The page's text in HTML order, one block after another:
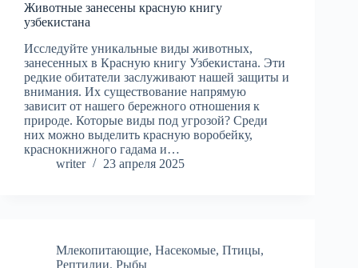
Животные занесены красную книгу
узбекистана
Исследуйте уникальные виды животных,
занесенных в Красную книгу Узбекистана. Эти
редкие обитатели заслуживают нашей защиты и
внимания. Их существование напрямую
зависит от нашего бережного отношения к
природе. Которые виды под угрозой? Среди
них можно выделить красную воробейку,
краснокнижного гадама и…
writer
23 апреля 2025
Млекопитающие, Насекомые, Птицы,
Рептилии, Рыбы